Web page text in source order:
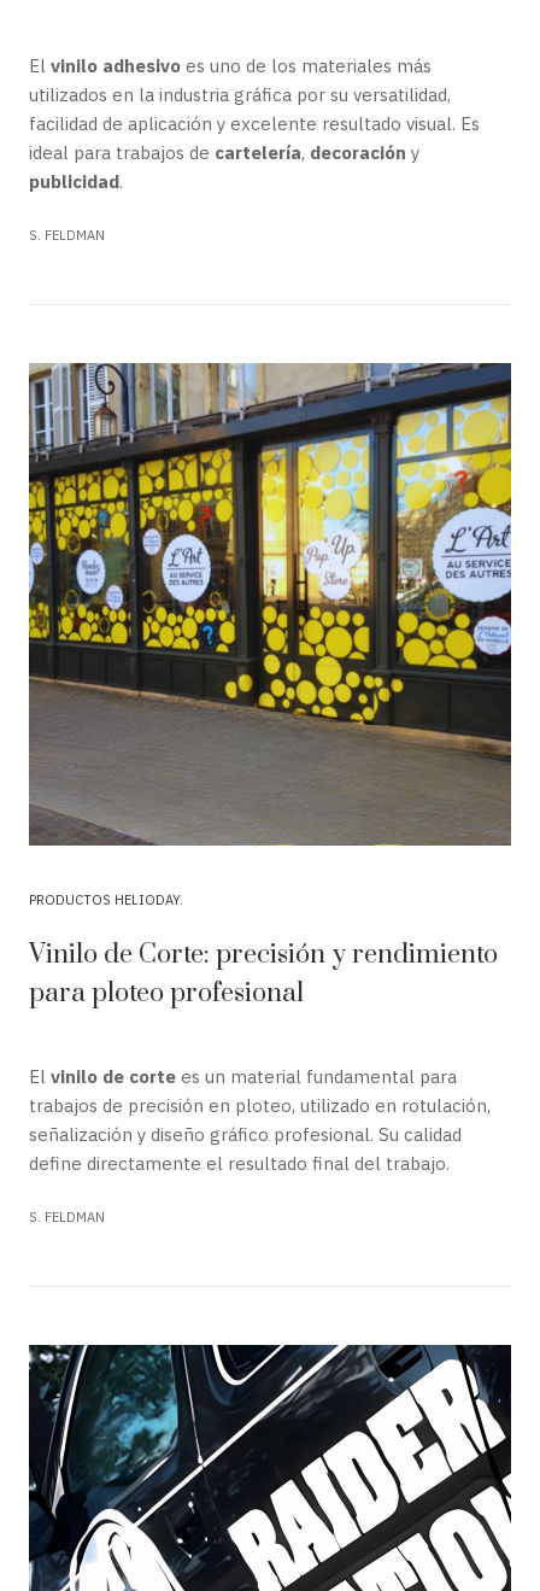
El vinilo adhesivo es uno de los materiales más
utilizados en la industria gráfica por su versatilidad,
facilidad de aplicación y excelente resultado visual. Es
ideal para trabajos de cartelería, decoración y
publicidad.
S. FELDMAN
PRODUCTOS HELIODAY
Vinilo de Corte: precisión y rendimiento
para ploteo profesional
El vinilo de corte es un material fundamental para
trabajos de precisión en ploteo, utilizado en rotulación,
señalización y diseño gráfico profesional. Su calidad
define directamente el resultado final del trabajo.
S. FELDMAN